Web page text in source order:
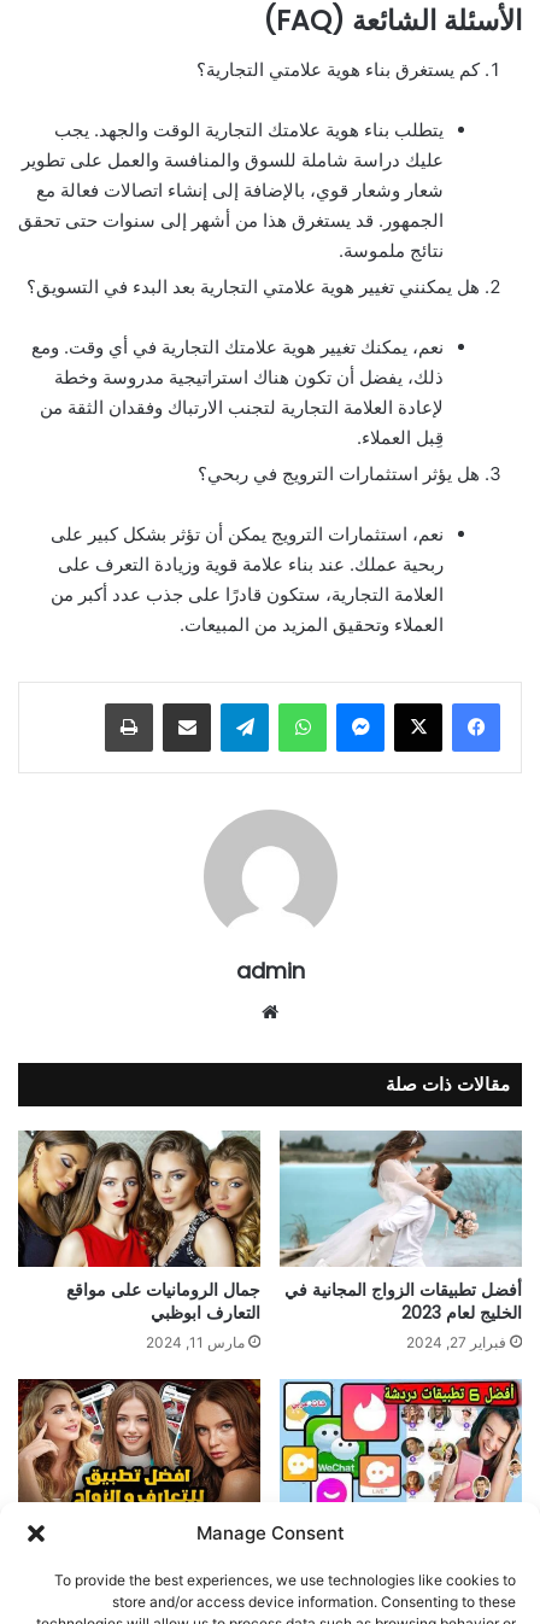
Manage Consent
To provide the best experiences, we use technologies like cookies to
store and/or access device information. Consenting to these
الأسئلة الشائعة (FAQ)
كم يستغرق بناء هوية علامتي التجارية؟
يتطلب بناء هوية علامتك التجارية الوقت والجهد. يجب
عليك دراسة شاملة للسوق والمنافسة والعمل على تطوير
شعار وشعار قوي، بالإضافة إلى إنشاء اتصالات فعالة مع
الجمهور. قد يستغرق هذا من أشهر إلى سنوات حتى تحقق
نتائج ملموسة.
هل يمكنني تغيير هوية علامتي التجارية بعد البدء في التسويق؟
نعم، يمكنك تغيير هوية علامتك التجارية في أي وقت. ومع
ذلك، يفضل أن تكون هناك استراتيجية مدروسة وخطة
لإعادة العلامة التجارية لتجنب الارتباك وفقدان الثقة من
قِبل العملاء.
هل يؤثر استثمارات الترويج في ربحي؟
نعم، استثمارات الترويج يمكن أن تؤثر بشكل كبير على
ربحية عملك. عند بناء علامة قوية وزيادة التعرف على
العلامة التجارية، ستكون قادرًا على جذب عدد أكبر من
العملاء وتحقيق المزيد من المبيعات.
ماسنجر واتساب تيلقرام مشاركة عبر البريد طباعة
admin
مقالات ذات صلة
أفضل تطبيقات الزواج المجانية في
الخليج لعام 2023
فبراير 27, 2024
جمال الرومانيات على مواقع
التعارف ابوظبي
مارس 11, 2024
اكتشف أحدث التطبيقات العالمية
مايو 22, 2024
أفضل تطبيقات الزواج الالكتروني
مارس 5, 2024